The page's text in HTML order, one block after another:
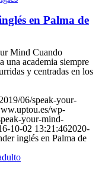
en Palma de
Mind Cuando
una academia siempre
y centradas en los
06/speak-your-
wp-
your-mind-
10-02 13:21:462020-
inglés en Palma de